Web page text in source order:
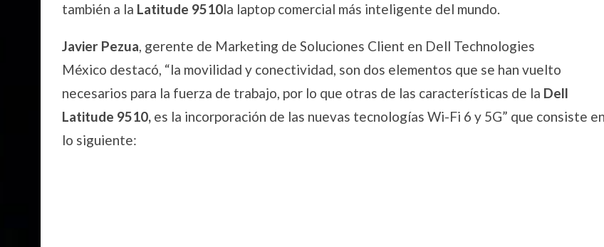
también a la Latitude 9510la laptop comercial más inteligente del mundo.
Javier Pezua, gerente de Marketing de Soluciones Client en Dell Technologies
México destacó, “la movilidad y conectividad, son dos elementos que se han vuelto
necesarios para la fuerza de trabajo, por lo que otras de las características de la Dell
Latitude 9510, es la incorporación de las nuevas tecnologías Wi-Fi 6 y 5G” que consiste en
lo siguiente: